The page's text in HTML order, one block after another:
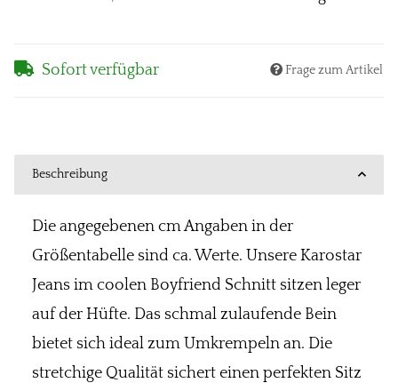
Sofort verfügbar Frage zum Artikel
Beschreibung
Die angegebenen cm Angaben in der
Größentabelle sind ca. Werte. Unsere Karostar
Jeans im coolen Boyfriend Schnitt sitzen leger
auf der Hüfte. Das schmal zulaufende Bein
bietet sich ideal zum Umkrempeln an. Die
stretchige Qualität sichert einen perfekten Sitz